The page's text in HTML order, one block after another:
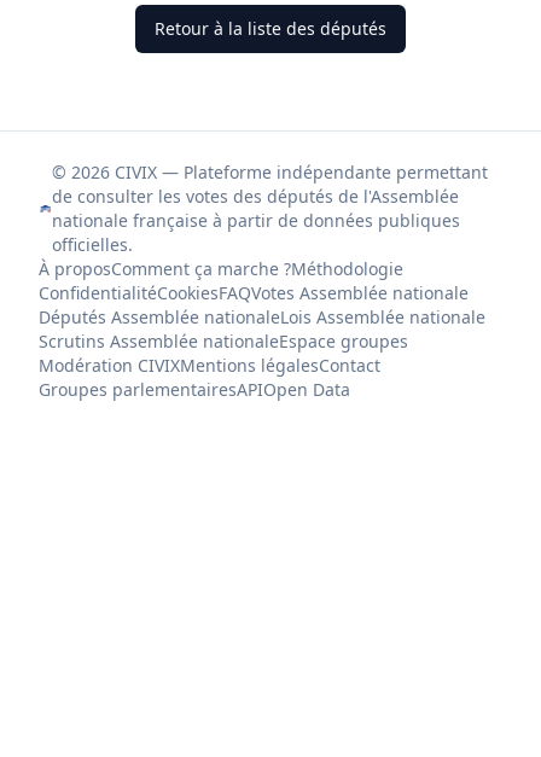
Retour à la liste des députés
© 2026 CIVIX — Plateforme indépendante permettant
de consulter les votes des députés de l'Assemblée
nationale française à partir de données publiques
officielles.
À proposComment ça marche ?Méthodologie
ConfidentialitéCookiesFAQVotes Assemblée nationale
Députés Assemblée nationaleLois Assemblée nationale
Scrutins Assemblée nationaleEspace groupes
Modération CIVIXMentions légalesContact
Groupes parlementairesAPIOpen Data